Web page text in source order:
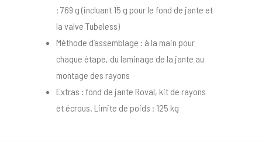
: 769 g (incluant 15 g pour le fond de jante et
la valve Tubeless)
Méthode d’assemblage : à la main pour
chaque étape, du laminage de la jante au
montage des rayons
Extras : fond de jante Roval, kit de rayons
et écrous. Limite de poids : 125 kg